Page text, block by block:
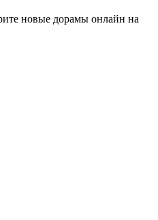
новые дорамы онлайн на